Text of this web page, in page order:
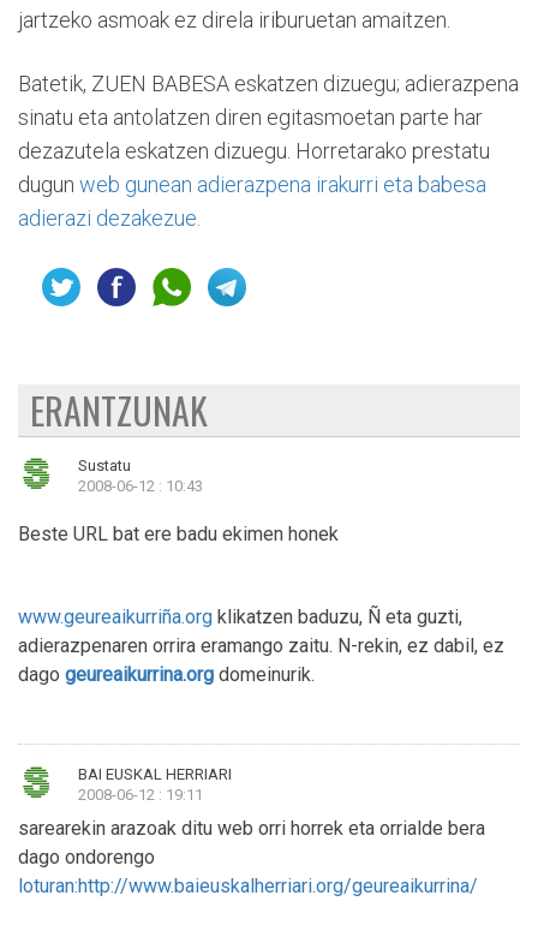
jartzeko asmoak ez direla iriburuetan amaitzen.
Batetik, ZUEN BABESA eskatzen dizuegu; adierazpena
sinatu eta antolatzen diren egitasmoetan parte har
dezazutela eskatzen dizuegu. Horretarako prestatu
dugun web gunean adierazpena irakurri eta babesa
adierazi dezakezue.
ERANTZUNAK
Sustatu
2008-06-12 : 10:43
Beste URL bat ere badu ekimen honek
www.geureaikurriña.org klikatzen baduzu, Ñ eta guzti,
adierazpenaren orrira eramango zaitu. N-rekin, ez dabil, ez
dago geureaikurrina.org domeinurik.
BAI EUSKAL HERRIARI
2008-06-12 : 19:11
sarearekin arazoak ditu web orri horrek eta orrialde bera
dago ondorengo
loturan:http://www.baieuskalherriari.org/geureaikurrina/